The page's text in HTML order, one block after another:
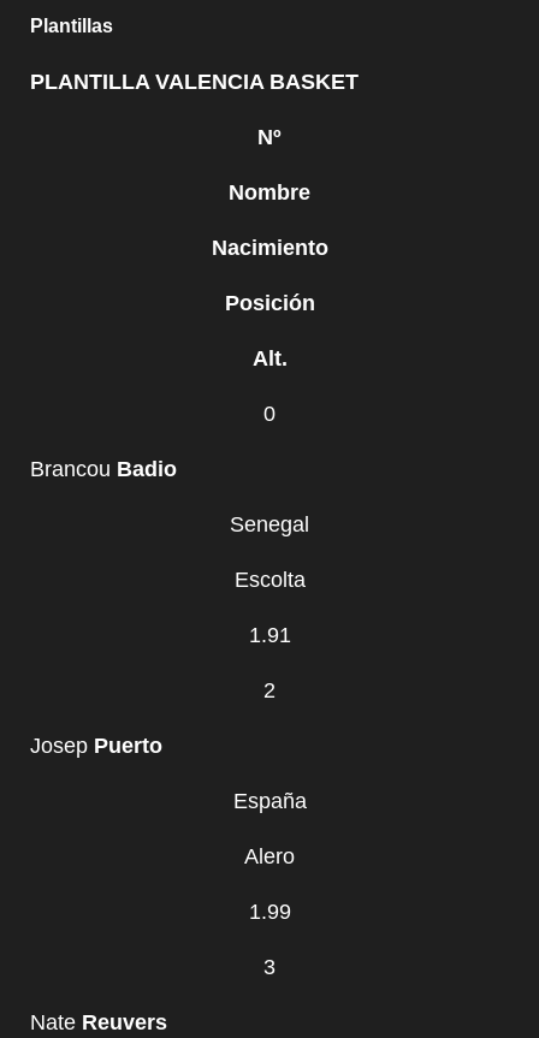
Plantillas
PLANTILLA VALENCIA BASKET
Nº
Nombre
Nacimiento
Posición
Alt.
0
Brancou Badio
Senegal
Escolta
1.91
2
Josep Puerto
España
Alero
1.99
3
Nate Reuvers